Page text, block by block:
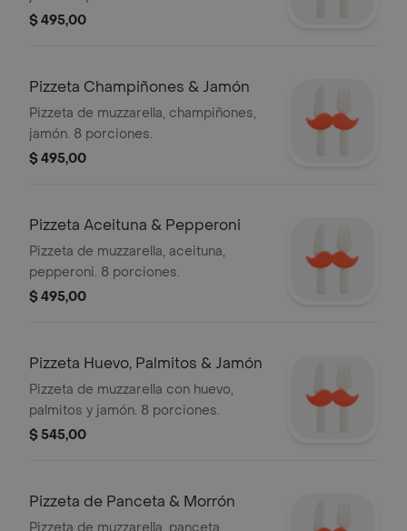
$ 495,00
Pizzeta Champiñones & Jamón
Pizzeta de muzzarella, champiñones,
jamón. 8 porciones.
$ 495,00
Pizzeta Aceituna & Pepperoni
Pizzeta de muzzarella, aceituna,
pepperoni. 8 porciones.
$ 495,00
Pizzeta Huevo, Palmitos & Jamón
Pizzeta de muzzarella con huevo,
palmitos y jamón. 8 porciones.
$ 545,00
Pizzeta de Panceta & Morrón